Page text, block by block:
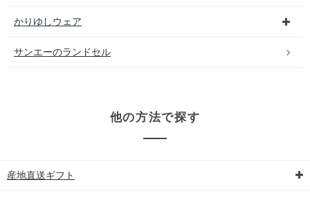
かりゆしウェア
サンエーのランドセル
他の方法で探す
産地直送ギフト